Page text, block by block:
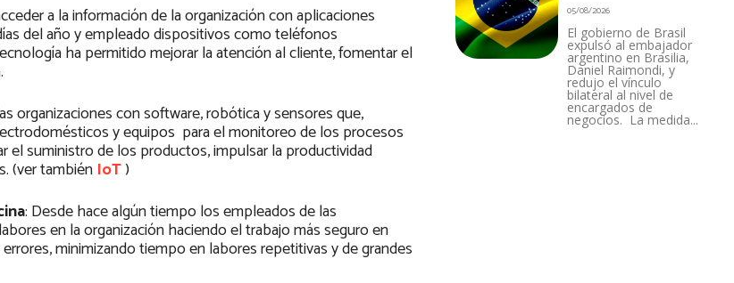
a la información de la organización con aplicaciones
del año y empleado dispositivos como teléfonos
ha permitido mejorar la atención al cliente, fomentar el
organizaciones con software, robótica y sensores que,
y equipos para el monitoreo de los procesos
suministro de los productos, impulsar la productividad
(ver tambiénIoT)
: Desde hace algún tiempo los empleados de las
en la organización haciendo el trabajo más seguro en
minimizando tiempo en labores repetitivas y de grandes
05/08/2026
El gobierno de Brasil
expulsó al embajador
argentino en Brasilia,
Daniel Raimondi, y
redujo el vínculo
bilateral al nivel de
encargados de
negocios. La medida...